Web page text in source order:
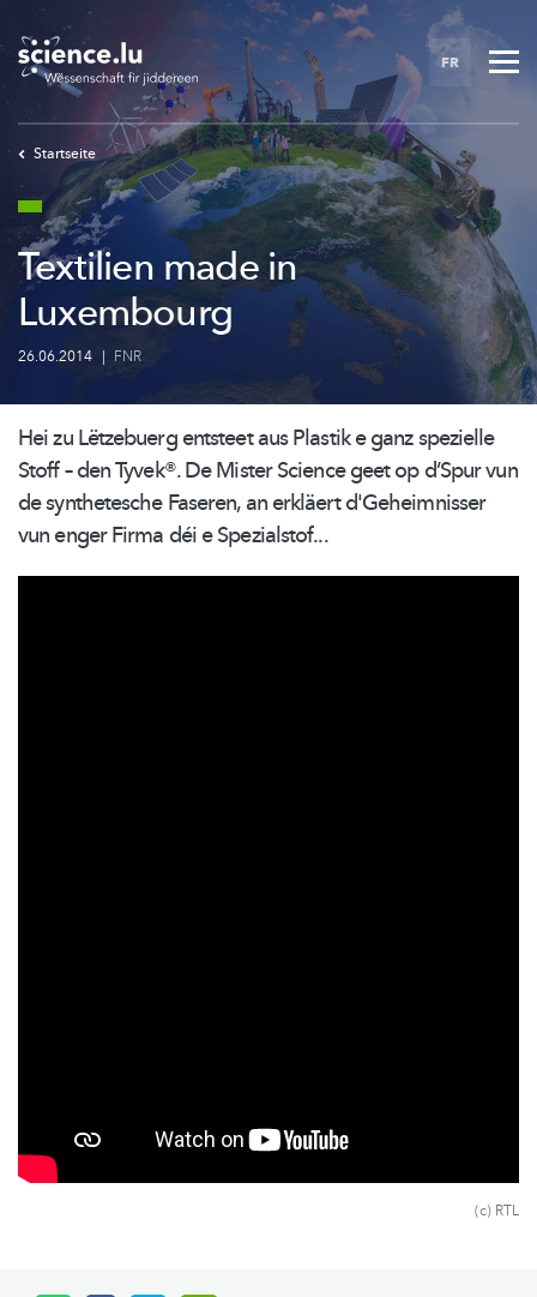
to
main
content
FR
Startseite
Textilien made in
Luxembourg
26.06.2014 | FNR
Hei zu Lëtzebuerg entsteet aus Plastik e ganz spezielle
Stoff – den Tyvek®. De Mister Science geet op d’Spur vun
de synthetesche Faseren, an erkläertd'Geheimnisser
vun enger Firma déi e Spezialstof...
(c) RTL